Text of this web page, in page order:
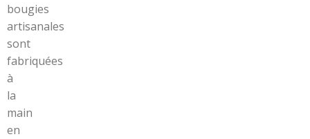
bougies
artisanales
sont
fabriquées
à
la
main
en